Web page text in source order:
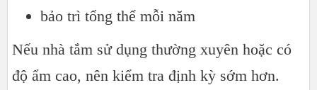
bảo trì tổng thể mỗi năm
Nếu nhà tắm sử dụng thường xuyên hoặc có
độ ẩm cao, nên kiểm tra định kỳ sớm hơn.